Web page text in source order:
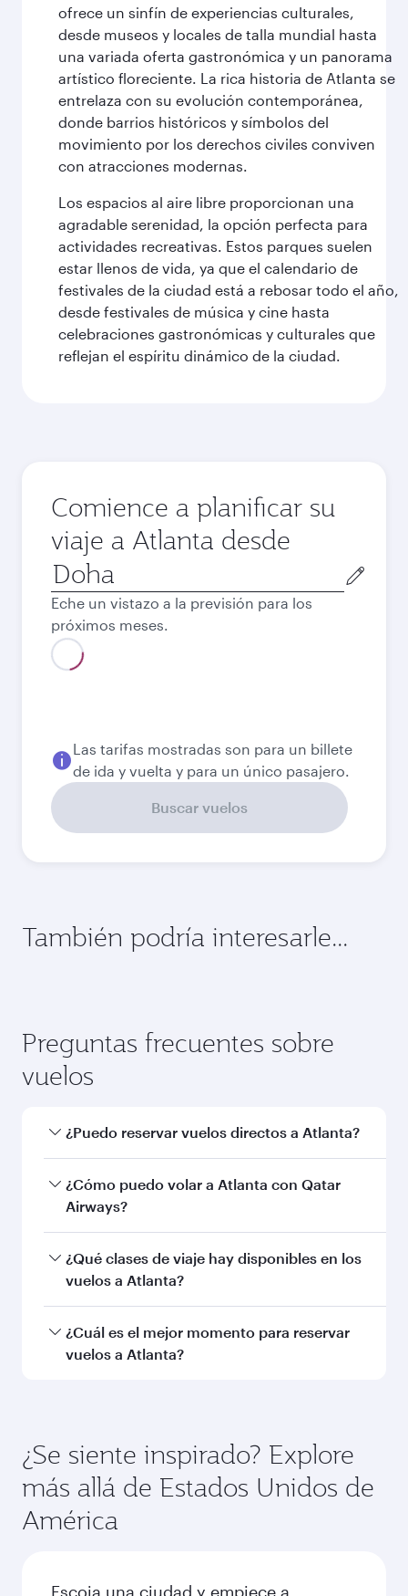
ofrece un sinfín de experiencias culturales,
desde museos y locales de talla mundial hasta
una variada oferta gastronómica y un panorama
artístico floreciente. La rica historia de Atlanta se
entrelaza con su evolución contemporánea,
donde barrios históricos y símbolos del
movimiento por los derechos civiles conviven
con atracciones modernas.
Los espacios al aire libre proporcionan una
agradable serenidad, la opción perfecta para
actividades recreativas. Estos parques suelen
estar llenos de vida, ya que el calendario de
festivales de la ciudad está a rebosar todo el año,
desde festivales de música y cine hasta
celebraciones gastronómicas y culturales que
reflejan el espíritu dinámico de la ciudad.
Comience a planificar su
viaje a Atlanta desde
Ciudad
de
salida
Eche un vistazo a la previsión para los
próximos meses.
Las tarifas mostradas son para un billete
de ida y vuelta y para un único pasajero.
Buscar vuelos
También podría interesarle...
Yakarta
Turista
QAR 4240
20 Oct 2026 - 24 Oct 2026
Bali/
Turista
27 Oct 2026 - 08
¿Puedo reservar vuelos directos a Atlanta?
Sí, Qatar Airways opera vuelos directos a
frecuencias.
¿Cómo puedo volar a Atlanta con Qatar
Puede volar directamente a Atlanta con Qatar